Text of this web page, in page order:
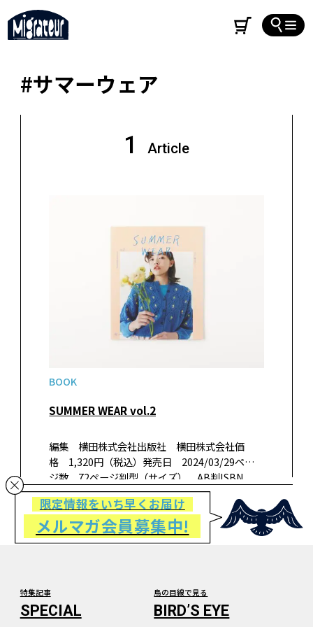
#サマーウェア
1 Article
BOOK
SUMMER WEAR vol.2
編集 横田株式会社出版社 横田株式会社価
格 1,320円（税込）発売日 2024/03/29ペー
ジ数 72ページ判型（サイズ） AB判ISBN
978-4908769269書籍紹介この夏に編みたいサマ
ーウエアをまとめた編み物ノート vol.2です。
ウ…
限定情報をいち早くお届け
メルマガ会員募集中!
特集記事 鳥の目線で見る